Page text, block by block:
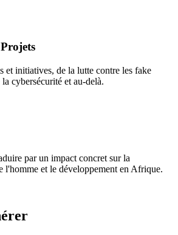
et initiatives, de la lutte contre les fake
cybersécurité et au-delà.
par un impact concret sur la
l'homme et le développement en Afrique.